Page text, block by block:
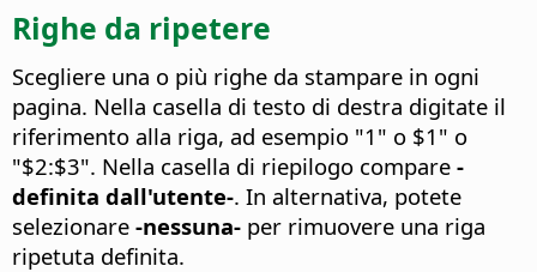
Righe da ripetere
Scegliere una o più righe da stampare in ogni
pagina. Nella casella di testo di destra digitate il
riferimento alla riga, ad esempio "1" o $1" o
"$2:$3". Nella casella di riepilogo compare -
definita dall'utente-. In alternativa, potete
selezionare -nessuna- per rimuovere una riga
ripetuta definita.